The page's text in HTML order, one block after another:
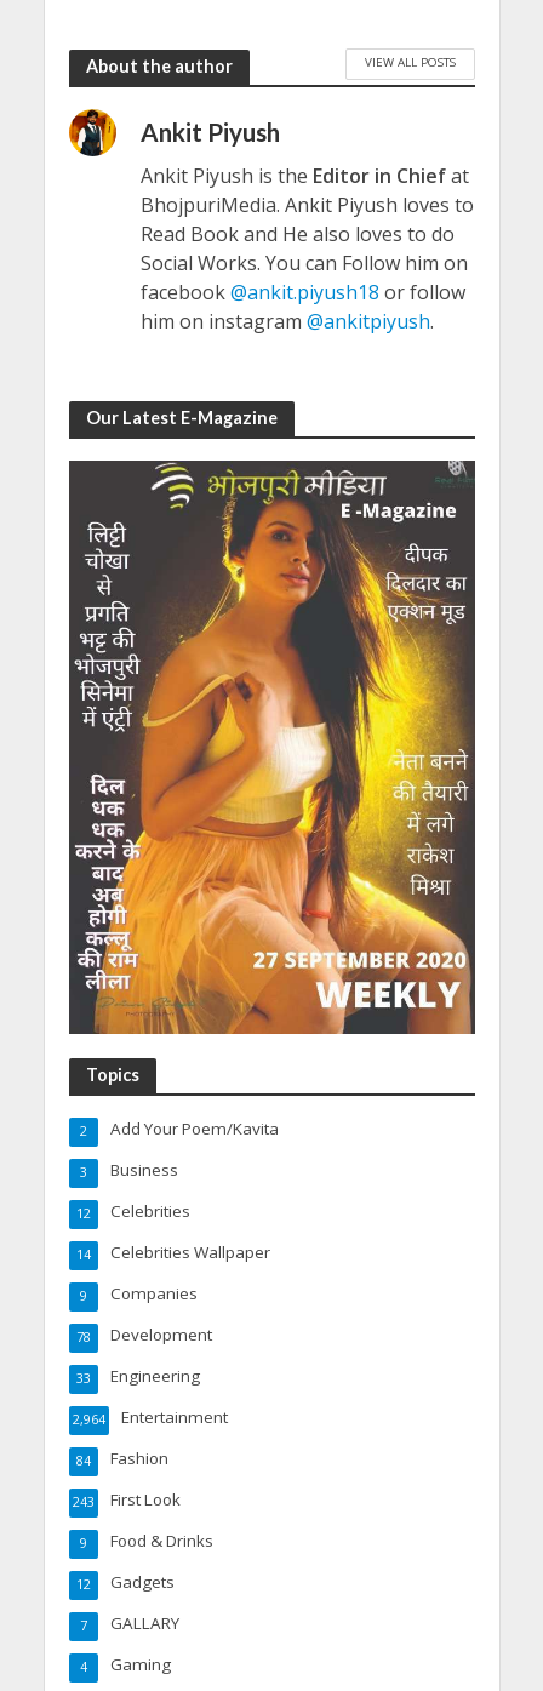
About the author VIEW ALL POSTS
Ankit Piyush
Ankit Piyush is the Editor in Chiefat
BhojpuriMedia. Ankit Piyush loves to
Read Book and He also loves to do
Social Works. You can Follow him on
facebook@ankit.piyush18 or follow
him on instagram @ankitpiyush.
Our Latest E-Magazine
Topics
Add Your Poem/Kavita
2
Business
3
Celebrities
12
Celebrities Wallpaper
14
Companies
9
Development
78
Engineering
33
Entertainment
2,964
Fashion
84
First Look
243
Food & Drinks
9
Gadgets
12
GALLARY
7
Gaming
4